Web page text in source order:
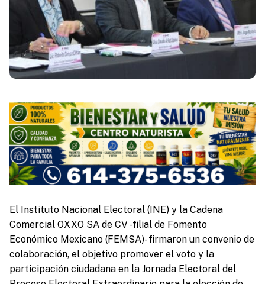
El Instituto Nacional Electoral (INE) y la Cadena
Comercial OXXO SA de CV -filial de Fomento
Económico Mexicano (FEMSA)- firmaron un convenio de
colaboración, el objetivo promover el voto y la
participación ciudadana en la Jornada Electoral del